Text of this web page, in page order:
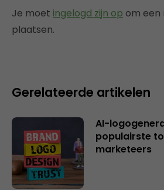
Je moet ingelogd zijn op om
plaatsen.
Gerelateerde artikelen
AI-
populairste
marketeers